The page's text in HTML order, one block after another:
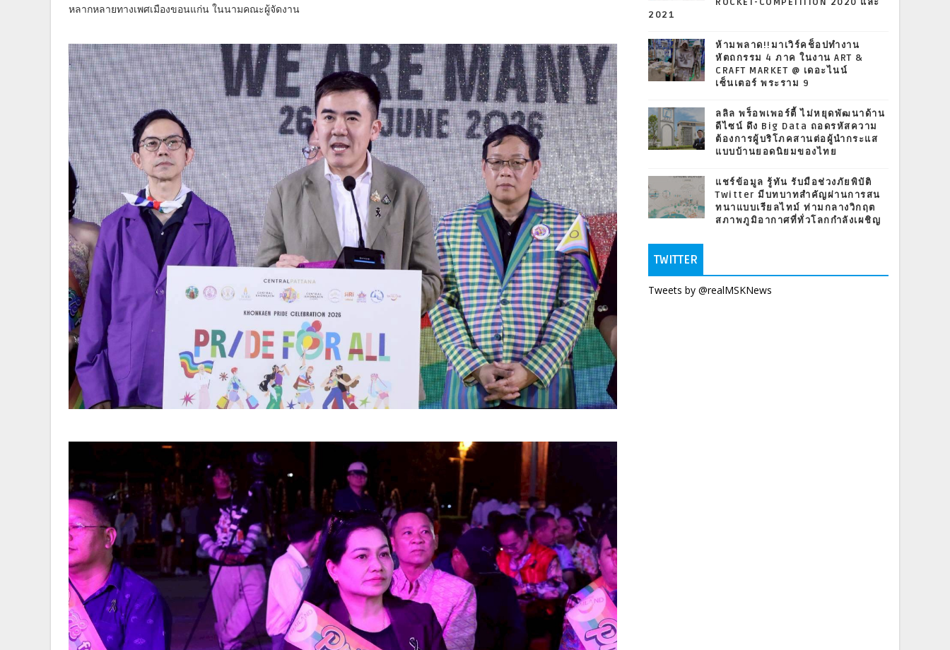
หลากหลายทางเพศเมืองขอนแก่น ในนามคณะผู้จัดงาน
2021
ห้ามพลาด!!มาเวิร์คช็อปทำงาน
หัตถกรรม 4 ภาค ในงาน ART &
CRAFT MARKET @ เดอะไนน์
เซ็นเตอร์ พระราม 9
ลลิล พร็อพเพอร์ตี้ ไม่หยุดพัฒนาด้าน
ดีไซน์ ดึง Big Data ถอดรหัสความ
ต้องการผู้บริโภคสานต่อผู้นำกระแส
แบบบ้านยอดนิยมของไทย
แชร์ข้อมูล รู้ทัน รับมือช่วงภัยพิบัติ
Twitter มีบทบาทสำคัญผ่านการสน
ทนาแบบเรียลไทม์ ท่ามกลางวิกฤต
สภาพภูมิอากาศที่ทั่วโลกกำลังเผชิญ
TWITTER
Tweets by @realMSKNews